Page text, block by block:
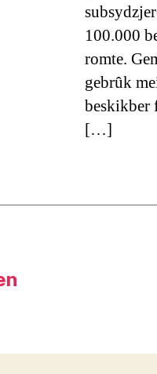
100.000
romte.
gebrûk
beskikber
[…]